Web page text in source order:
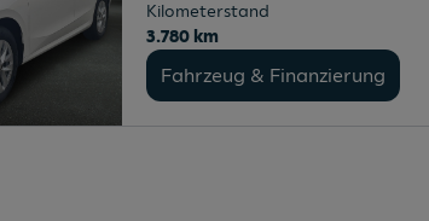
Kilometerstand
3.780 km
Fahrzeug & Finanzierung